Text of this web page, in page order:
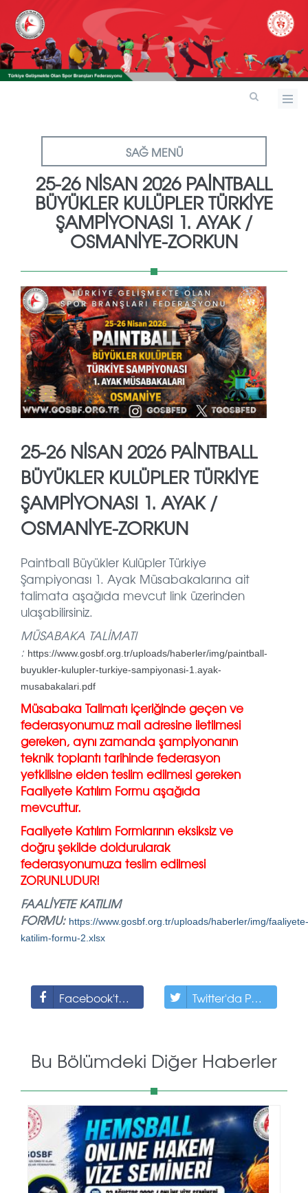
SAĞ MENÜ
25-26 NİSAN 2026 PAİNTBALL
BÜYÜKLER KULÜPLER TÜRKİYE
ŞAMPİYONASI 1. AYAK /
OSMANİYE-ZORKUN
25-26 NİSAN 2026 PAİNTBALL
BÜYÜKLER KULÜPLER TÜRKİYE
ŞAMPİYONASI 1. AYAK /
OSMANİYE-ZORKUN
Paintball Büyükler Kulüpler Türkiye
Şampiyonası 1. Ayak Müsabakalarına ait
talimata aşağıda mevcut link üzerinden
ulaşabilirsiniz.
MÜSABAKA TALİMATI
: https://www.gosbf.org.tr/uploads/haberler/img/paintball-
buyukler-kulupler-turkiye-sampiyonasi-1.ayak-
musabakalari.pdf
Müsabaka Talimatı içeriğinde geçen ve
federasyonumuz mail adresine iletilmesi
gereken, aynı zamanda şampiyonanın
teknik toplantı tarihinde federasyon
yetkilisine elden teslim edilmesi gereken
Faaliyete Katılım Formu aşağıda
mevcuttur.
Faaliyete Katılım Formlarının eksiksiz ve
doğru şekilde doldurularak
federasyonumuza teslim edilmesi
ZORUNLUDUR!
FAALİYETE KATILIM
FORMU: https://www.gosbf.org.tr/uploads/haberler/img/faaliyete-
katilim-formu-2.xlsx
Facebook'ta Paylaş Twitter'da Paylaş
Bu Bölümdeki Diğer Haberler